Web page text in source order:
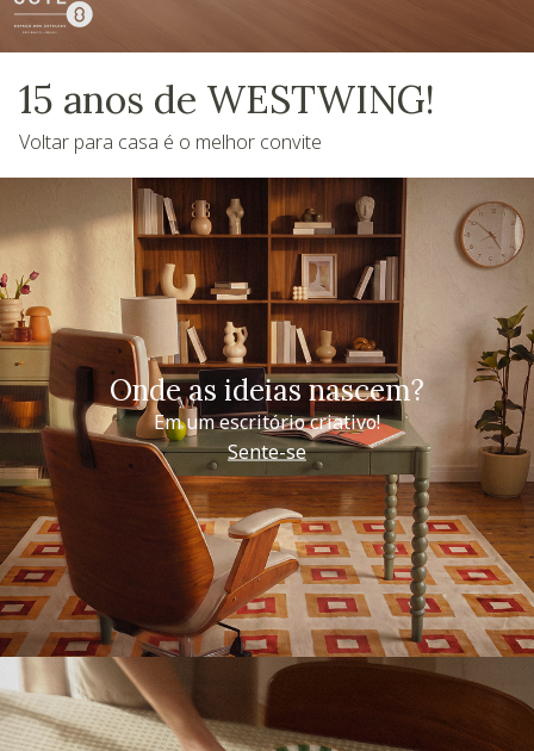
15 anos de WESTWING!
Voltar para casa é o melhor convite
Onde as ideias nascem?
Em um escritório criativo!
Sente-se